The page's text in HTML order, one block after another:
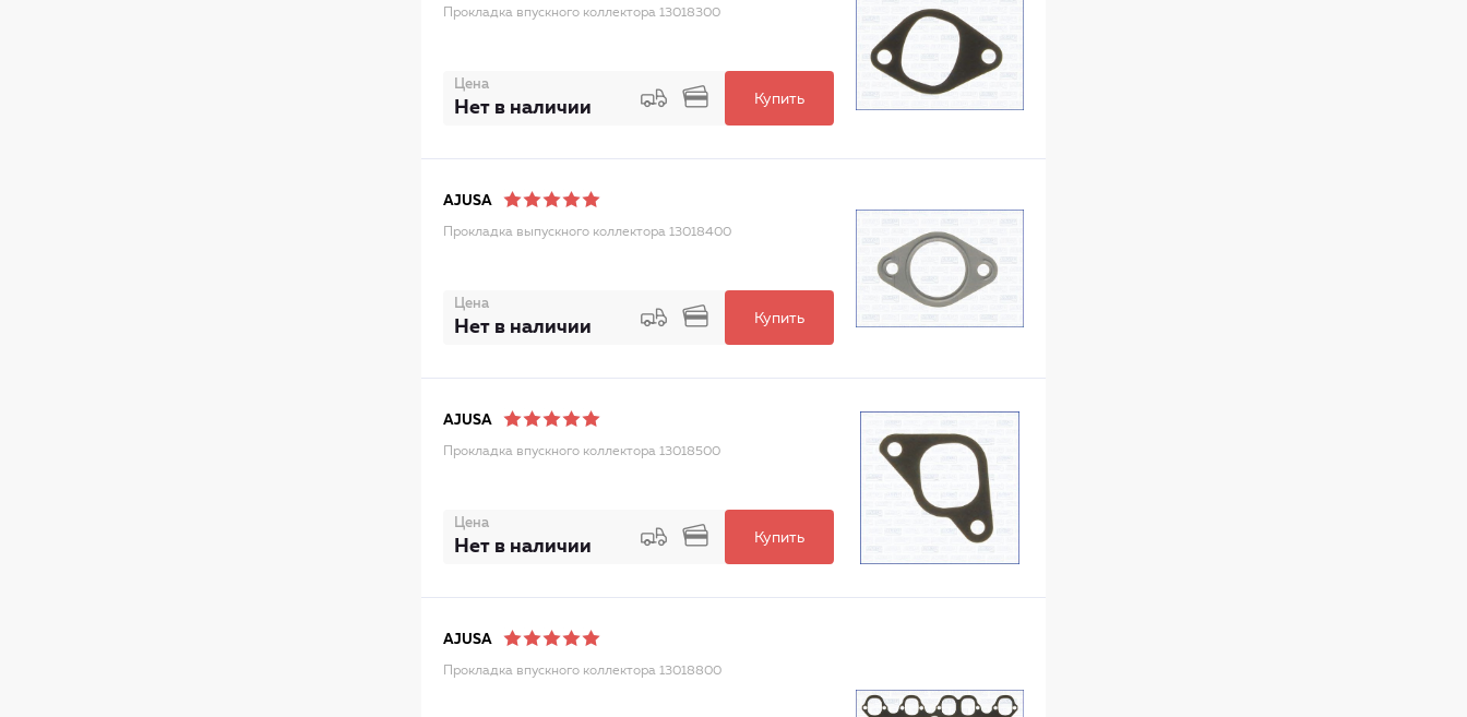
Прокладка впускного коллектора 13018300
Цена
Нет в наличии Купить
AJUSA
Прокладка выпускного коллектора 13018400
Цена
Нет в наличии Купить
AJUSA
Прокладка впускного коллектора 13018500
Цена
Нет в наличии Купить
AJUSA
Прокладка впускного коллектора 13018800